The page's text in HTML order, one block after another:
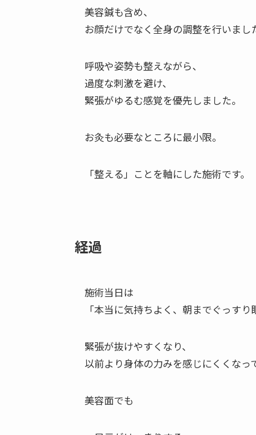
美容鍼も含め、
お顔だけでなく全身の調整を行いまし
呼吸や姿勢も整えながら、
過度な刺激を避け、
緊張がゆるむ感覚を優先しました。
お灸も必要なところに最小限。
「整える」ことを軸にした施術です。
経過
施術当日は
「本当に気持ちよく、朝までぐっすり
緊張が抜けやすくなり、
以前より身体の力みを感じにくくなっ
美容面でも